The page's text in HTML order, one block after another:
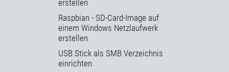
erstellen
Raspbian - SD-Card-Image auf
einem Windows Netzlaufwerk
erstellen
USB Stick als SMB Verzeichnis
einrichten